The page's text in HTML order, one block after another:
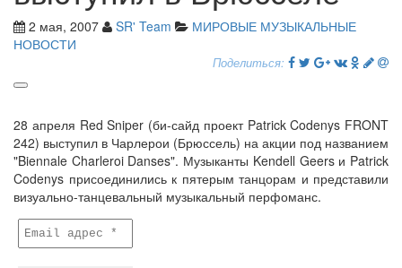
2 мая, 2007 SR' Team
МИРОВЫЕ МУЗЫКАЛЬНЫЕ
НОВОСТИ
Поделиться:
28 апреля Red Sniper (би-сайд проект Patrick Codenys FRONT
242) выступил в Чарлерои (Брюссель) на акции под названием
"Biennale Charleroi Danses". Музыканты Kendell Geers и Patrick
Codenys присоединились к пятерым танцорам и представили
визуально-танцевальный музыкальный перфоманс.